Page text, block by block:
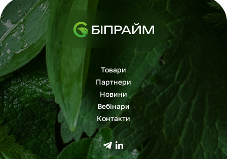
Товари
Партнери
Новини
Вебінари
Контакти